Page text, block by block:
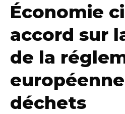
2020
Économie
accord sur
de la
déchets